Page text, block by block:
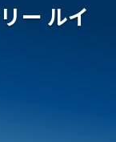
ー ルイ